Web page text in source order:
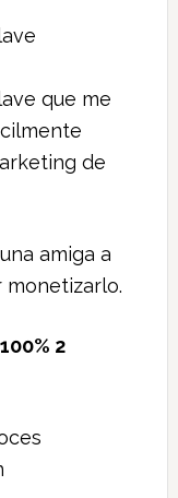
que me
de
amiga a
monetizarlo.
2